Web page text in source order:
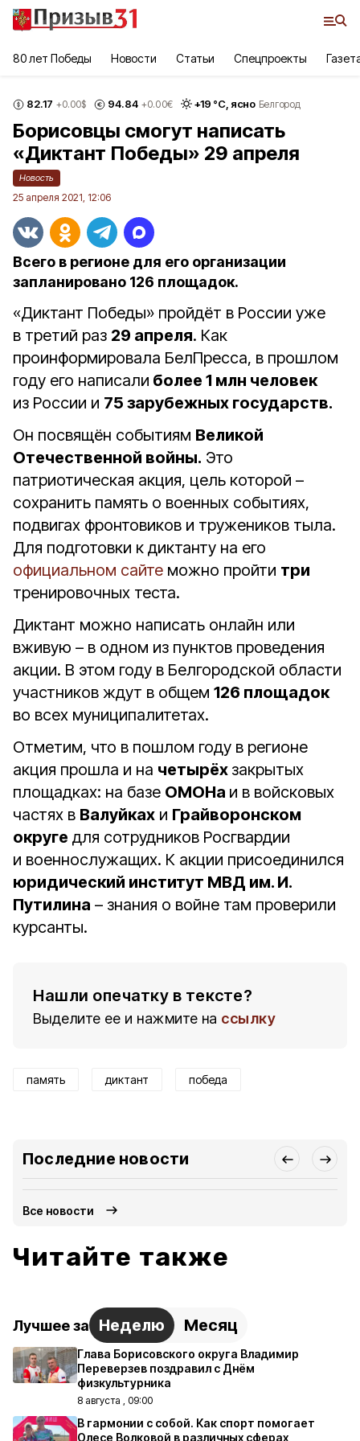
80 лет Победы Новости Статьи Спецпроекты
82.17 +0.00$ 94.84 +0.00€ +19 °С, ясно Белгород
Борисовцы смогут написать
«Диктант Победы» 29 апреля
Новость
25 апреля 2021, 12:06
Всего в регионе для его организации
запланировано 126 площадок.
«Диктант Победы» пройдёт в России уже
в третий раз 29 апреля. Как
проинформировала БелПресса, в прошлом
году его написали более 1 млн человек
из России и 75 зарубежных государств.
Он посвящён событиям Великой
Отечественной войны. Это
патриотическая акция, цель которой –
сохранить память о военных событиях,
подвигах фронтовиков и тружеников тыла.
Для подготовки к диктанту на его
официальном сайте можно пройти три
тренировочных теста.
Диктант можно написать онлайн или
вживую – в одном из пунктов проведения
акции. В этом году в Белгородской области
участников ждут в общем 126 площадок
во всех муниципалитетах.
Отметим, что в пошлом году в регионе
акция прошла и на четырёх закрытых
площадках: на базе ОМОНа и в войсковых
частях в Валуйках и Грайворонском
округе для сотрудников Росгвардии
и военнослужащих. К акции присоединился
юридический институт МВД им. И.
Путилина – знания о войне там проверили
курсанты.
Нашли опечатку в тексте?
Выделите ее и нажмите на ссылку
память диктант победа
Последние новости
Все новости
Читайте также
Лучшее за Неделю Месяц
Глава Борисовского округа Владимир
Переверзев поздравил с Днём
физкультурника
8 августа , 09:00
В гармонии с собой. Как спорт помогает
Олесе Волковой в различных сферах